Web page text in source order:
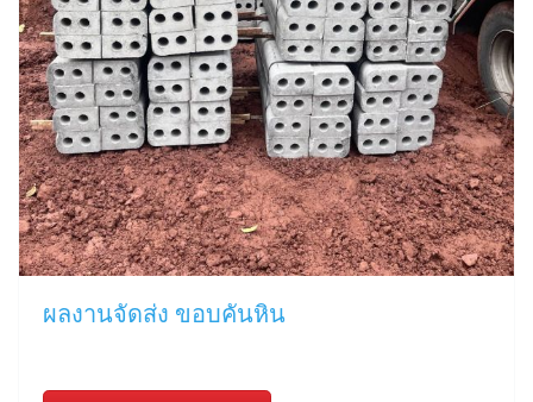
ผลงานจัดส่ง ขอบคันหิน